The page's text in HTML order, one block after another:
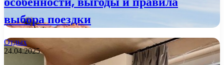
выбора поездки
Отдых
24.04.2025